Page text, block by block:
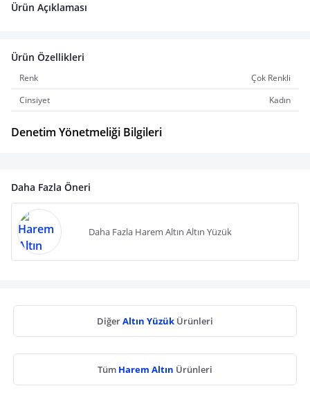
Ürün Açıklaması
Ürün Özellikleri
Renk
Çok Renkli
Cinsiyet
Kadın
Denetim Yönetmeliği Bilgileri
Daha Fazla Öneri
Daha Fazla Harem Altın Altın Yüzük
DiğerAltın Yüzük Ürünleri
Tüm Harem Altın Ürünleri